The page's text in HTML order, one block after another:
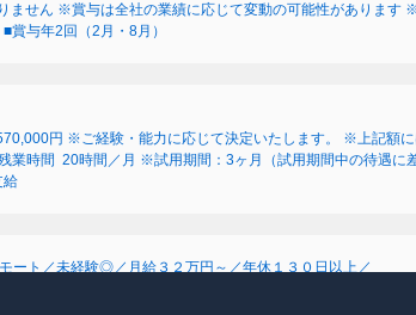
せん ※賞与は全社の業績に応じて変動の可能性があります
賞与年2回（2月・8月）
円 ※ご経験・能力に応じて決定いたします。 ※上記額
時間 20時間／月 ※試用期間：3ヶ月（試用期間中の待遇に
給
ート／未経験◎／月給３２万円～／年休１３０日以上／